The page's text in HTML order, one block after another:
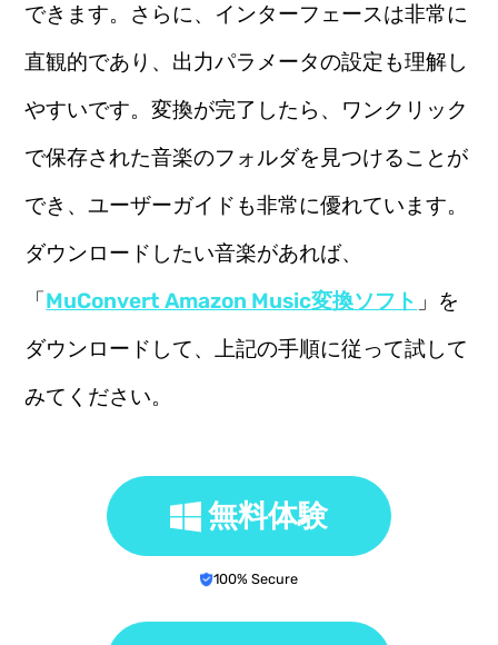
できます。さらに、インターフェースは非常に
直観的であり、出力パラメータの設定も理解し
やすいです。変換が完了したら、ワンクリック
で保存された音楽のフォルダを見つけることが
でき、ユーザーガイドも非常に優れています。
ダウンロードしたい音楽があれば、
「MuConvert Amazon Music変換ソフト 」を
ダウンロードして、上記の手順に従って試して
みてください。
無料体験
100% Secure